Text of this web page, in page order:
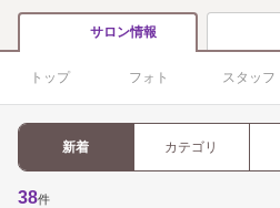
サロン情報
トップ フォト スタッフ
新着 カテゴリ
38件